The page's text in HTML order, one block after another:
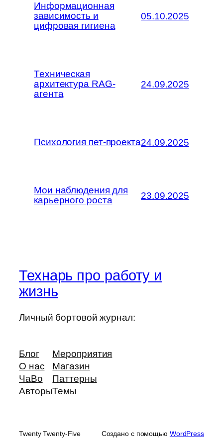
Информационная
зависимость и
цифровая гигиена
05.10.2025
Техническая
архитектура RAG-
агента
24.09.2025
Психология пет-проекта24.09.2025
Мои наблюдения для
карьерного роста
23.09.2025
Технарь про работу и
жизнь
Личный бортовой журнал:
Блог
О нас
ЧаВо
Авторы
Мероприятия
Магазин
Паттерны
Темы
Twenty Twenty-Five Создано с помощью WordPress